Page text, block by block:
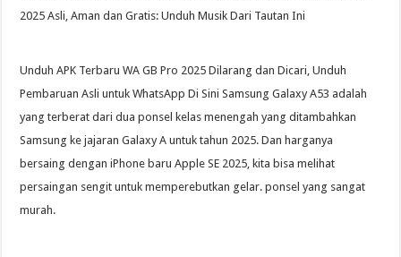
2025 Asli, Aman dan Gratis: Unduh Musik Dari Tautan Ini
Unduh APK Terbaru WA GB Pro 2025 Dilarang dan Dicari, Unduh
Pembaruan Asli untuk WhatsApp Di Sini Samsung Galaxy A53 adalah
yang terberat dari dua ponsel kelas menengah yang ditambahkan
Samsung ke jajaran Galaxy A untuk tahun 2025. Dan harganya
bersaing dengan iPhone baru Apple SE 2025, kita bisa melihat
persaingan sengit untuk memperebutkan gelar. ponsel yang sangat
murah.